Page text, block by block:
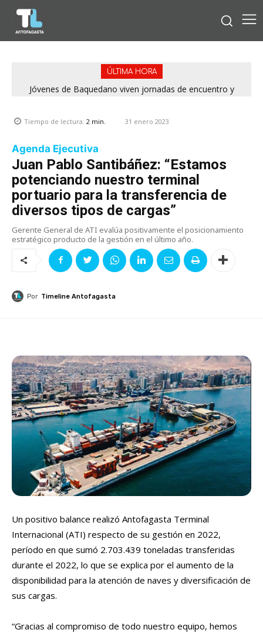
ÚLTIMA HORA
Jóvenes de Baquedano viven jornadas de encuentro y
Tiempo de lectura: 2 min. 31 enero 2023
Agenda Ejecutiva
Juan Pablo Santibáñez: “Estamos
potenciando nuestro terminal
portuario para la transferencia de
diversos tipos de cargas”
Gerente General de ATI evalúa positivamente el posicionamiento
estratégico producto de la gestión en el último año.
Por Timeline Antofagasta
Un positivo balance realizó Antofagasta Terminal
Internacional (ATI) respecto de su gestión en 2022,
período en que sumó 2.703.439 toneladas transferidas
durante el 2022, lo que se explica por el aumento de la
disponibilidad para la atención de naves y diversificación de
sus cargas.
“Gracias al compromiso de todo nuestro equipo, hemos